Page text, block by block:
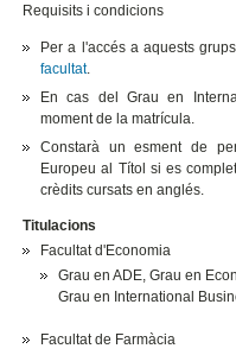
Requisits i condicions
Per a l'accés a aquests
facultat.
En cas del Grau en
moment de la matrícula.
Constarà un esment de
Europeu al Títol si es
crèdits cursats en anglés.
Titulacions
Facultat d'Economia
Grau en ADE, Grau en
Grau en International
Facultat de Farmàcia